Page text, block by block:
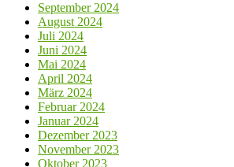
September 2024
August 2024
Juli 2024
Juni 2024
Mai 2024
April 2024
März 2024
Februar 2024
Januar 2024
Dezember 2023
November 2023
Oktober 2023